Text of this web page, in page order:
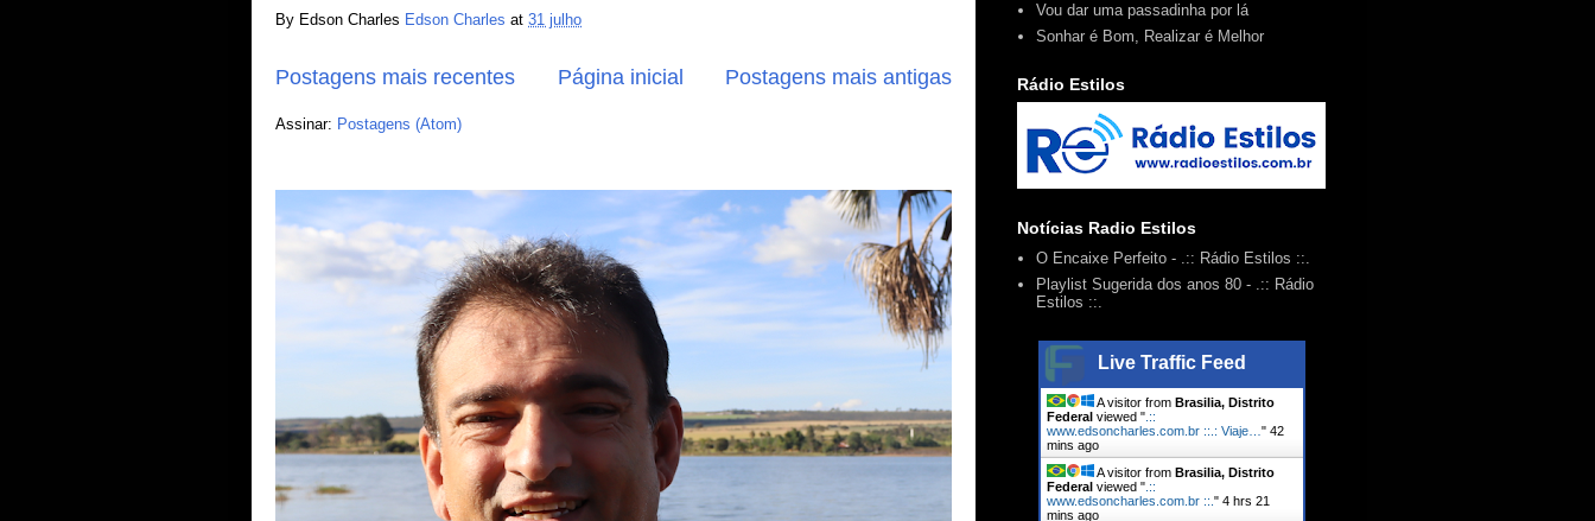
By Edson Charles Edson Charles at 31 julho
Postagens mais recentes Postagens mais antigas
Página inicial
Assinar: Postagens (Atom)
Vou dar uma passadinha por lá
Sonhar é Bom, Realizar é Melhor
Rádio Estilos
Notícias Radio Estilos
O Encaixe Perfeito - .:: Rádio Estilos ::.
Playlist Sugerida dos anos 80 - .:: Rádio
Estilos ::.
Live Traffic Feed
A visitor from Brasilia, Distrito
Federalviewed ".::
www.edsoncharles.com.br ::.: Viaje… " 42
mins ago
A visitor from Brasilia, Distrito
Federalviewed ".::
www.edsoncharles.com.br ::. " 4 hrs 21
mins ago